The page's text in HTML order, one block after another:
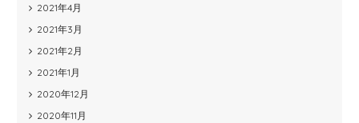
2021年4月
2021年3月
2021年2月
2021年1月
2020年12月
2020年11月